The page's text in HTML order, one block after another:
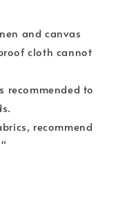
and canvas
cloth cannot
recommended to
recommend